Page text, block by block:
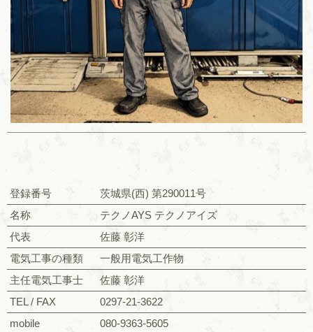
登録番号
茨城県(西) 第290011号
名称
テクノAYS テクノアイズ
代表
佐藤 彰洋
電気工事の種類
一般用電気工作物
主任電気工事士
佐藤 彰洋
TEL / FAX
0297-21-3622
mobile
080-9363-5605